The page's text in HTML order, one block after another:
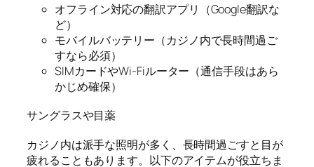
オフライン対応の翻訳アプリ（Google翻訳な
ど）
モバイルバッテリー（カジノ内で長時間過ご
すなら必須）
SIMカードやWi-Fiルーター（通信手段はあら
かじめ確保）
サングラスや目薬
カジノ内は派手な照明が多く、長時間過ごすと目が
疲れることもあります。以下のアイテムが役立ちま